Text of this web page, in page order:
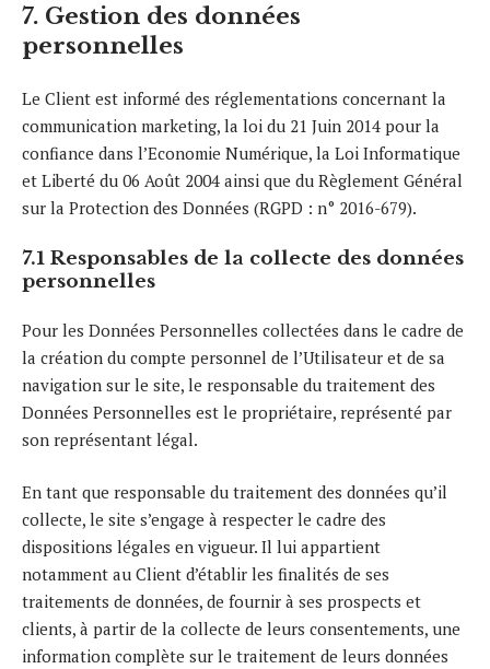
7. Gestion des données
personnelles
Le Client est informé des réglementations concernant la
communication marketing, la loi du 21 Juin 2014 pour la
confiance dans l’Economie Numérique, la Loi Informatique
et Liberté du 06 Août 2004 ainsi que du Règlement Général
sur la Protection des Données (RGPD : n° 2016-679).
7.1 Responsables de la collecte des données
personnelles
Pour les Données Personnelles collectées dans le cadre de
la création du compte personnel de l’Utilisateur et de sa
navigation sur le site, le responsable du traitement des
Données Personnelles est le propriétaire, représenté par
son représentant légal.
En tant que responsable du traitement des données qu’il
collecte, le site s’engage à respecter le cadre des
dispositions légales en vigueur. Il lui appartient
notamment au Client d’établir les finalités de ses
traitements de données, de fournir à ses prospects et
clients, à partir de la collecte de leurs consentements, une
information complète sur le traitement de leurs données